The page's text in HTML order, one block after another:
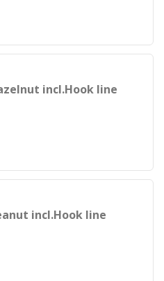
incl.Hook line
incl.Hook line